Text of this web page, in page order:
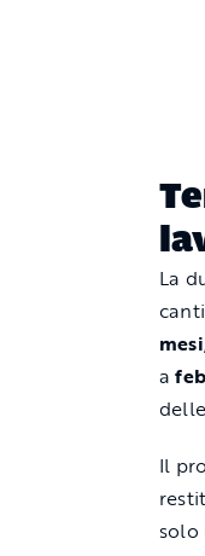
La
mesi
a
Il
solo